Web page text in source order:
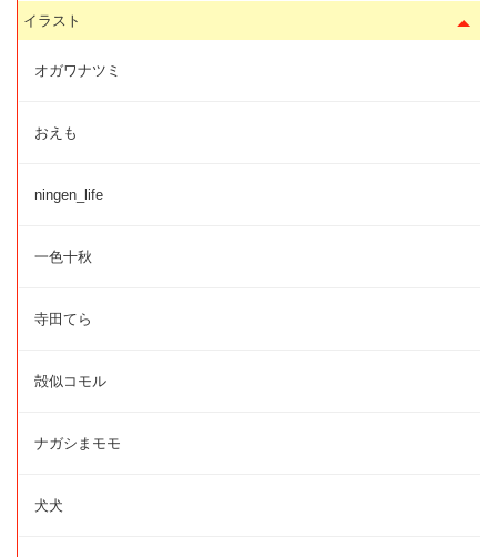
イラスト
オガワナツミ
おえも
ningen_life
一色十秋
寺田てら
殻似コモル
ナガシまモモ
犬犬